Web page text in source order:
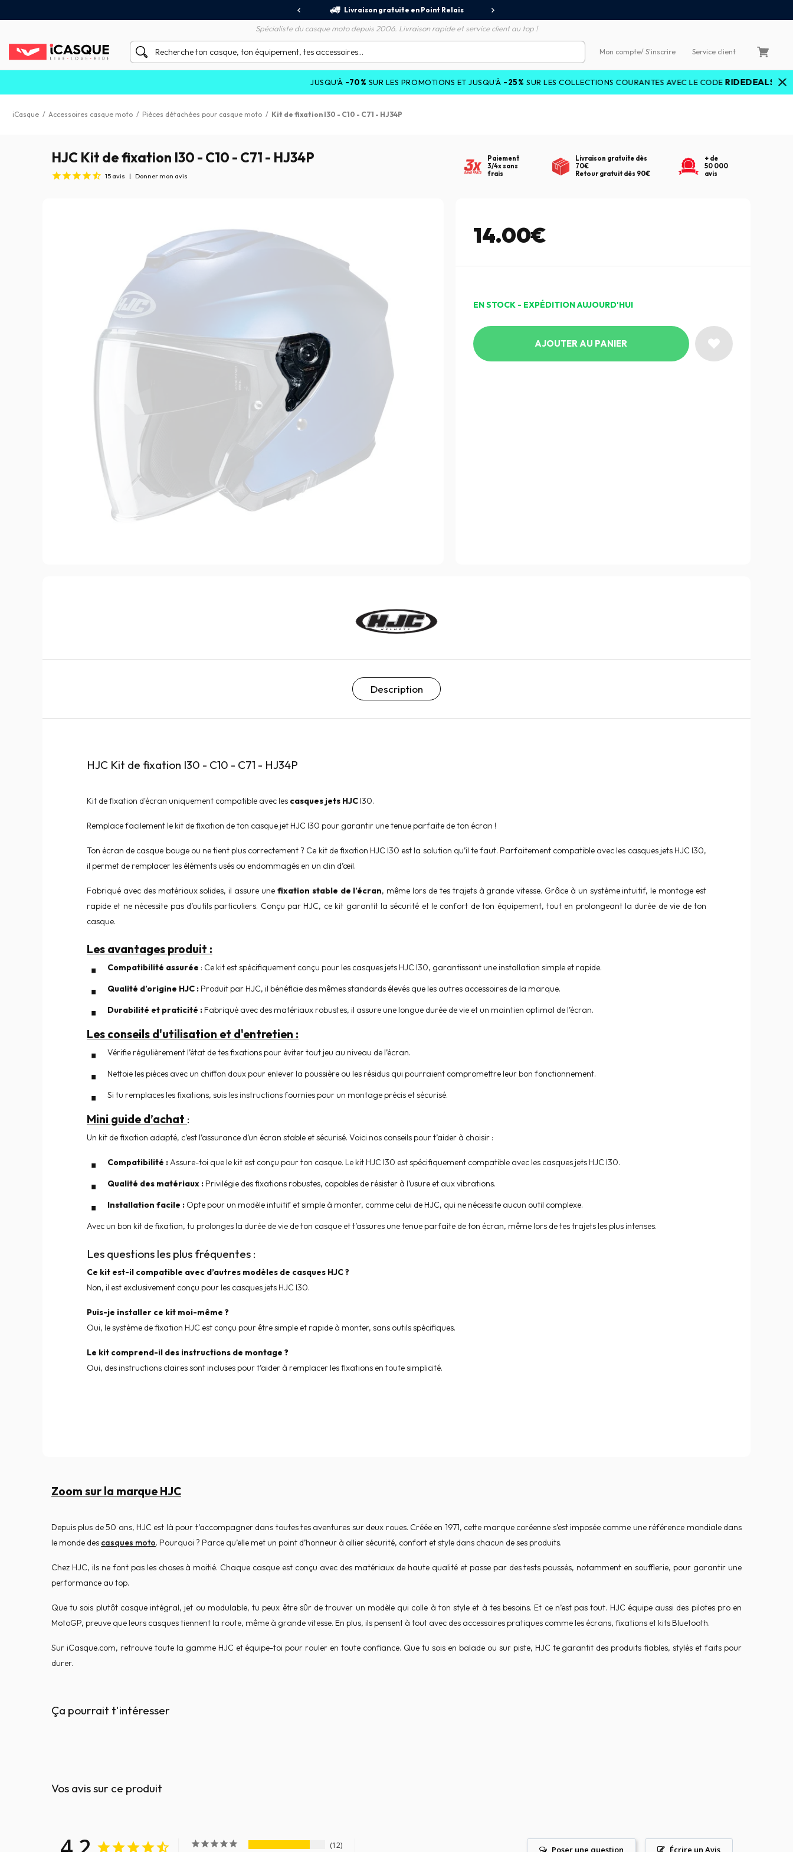
Remboursement de la différence
Spécialiste du casque moto depuis 2006. Livraison rapide et service client au top !
Mon compte/ S'inscrire Service client
-70%SUR LES PROMOTIONS ET JUSQU'À-25%SUR LES COLLECTIONS COURANTES AVEC LE CODERIDEDEALS26 (voir
iCasque / Accessoires casque moto / Pièces détachées pour casque moto / Kit de fixation I30 - C10 - C71 - HJ34P
HJC Kit de fixation I30 - C10 - C71 - HJ34P
15 avis | Donner mon avis
Paiement
3/4x sans
frais
Livraison gratuite dès
70€
Retour gratuit dès 90€
+ de
50 000
avis
14.00€
EN STOCK - EXPÉDITION AUJOURD'HUI
AJOUTER AU PANIER
Description
HJC Kit de fixation I30 - C10 - C71 - HJ34P
Kit de fixation d'écran uniquement compatible avec les casques jets HJC I30.
Remplace facilement le kit de fixation de ton casque jet HJC I30 pour garantir une tenue parfaite de ton écran !
Ton écran de casque bouge ou ne tient plus correctement ? Ce kit de fixation HJC I30 est la solution qu’il te faut. Parfaitement compatible avec les casques jets HJC I30,
il permet de remplacer les éléments usés ou endommagés en un clin d’œil.
Fabriqué avec des matériaux solides, il assure une fixation stable de l’écran, même lors de tes trajets à grande vitesse. Grâce à un système intuitif, le montage est
rapide et ne nécessite pas d’outils particuliers. Conçu par HJC, ce kit garantit la sécurité et le confort de ton équipement, tout en prolongeant la durée de vie de ton
casque.
Les avantages produit :
Compatibilité assurée : Ce kit est spécifiquement conçu pour les casques jets HJC I30, garantissant une installation simple et rapide.
Qualité d’origine HJC : Produit par HJC, il bénéficie des mêmes standards élevés que les autres accessoires de la marque.
Durabilité et praticité : Fabriqué avec des matériaux robustes, il assure une longue durée de vie et un maintien optimal de l’écran.
Les conseils d'utilisation et d'entretien :
Vérifie régulièrement l’état de tes fixations pour éviter tout jeu au niveau de l’écran.
Nettoie les pièces avec un chiffon doux pour enlever la poussière ou les résidus qui pourraient compromettre leur bon fonctionnement.
Si tu remplaces les fixations, suis les instructions fournies pour un montage précis et sécurisé.
Mini guide d’achat :
Un kit de fixation adapté, c’est l’assurance d’un écran stable et sécurisé. Voici nos conseils pour t’aider à choisir :
Compatibilité : Assure-toi que le kit est conçu pour ton casque. Le kit HJC I30 est spécifiquement compatible avec les casques jets HJC I30.
Qualité des matériaux : Privilégie des fixations robustes, capables de résister à l’usure et aux vibrations.
Installation facile : Opte pour un modèle intuitif et simple à monter, comme celui de HJC, qui ne nécessite aucun outil complexe.
Avec un bon kit de fixation, tu prolonges la durée de vie de ton casque et t’assures une tenue parfaite de ton écran, même lors de tes trajets les plus intenses.
Les questions les plus fréquentes :
Ce kit est-il compatible avec d’autres modèles de casques HJC ?
Non, il est exclusivement conçu pour les casques jets HJC I30.
Puis-je installer ce kit moi-même ?
Oui, le système de fixation HJC est conçu pour être simple et rapide à monter, sans outils spécifiques.
Le kit comprend-il des instructions de montage ?
Oui, des instructions claires sont incluses pour t’aider à remplacer les fixations en toute simplicité.
Zoom sur la marque HJC
Depuis plus de 50 ans, HJC est là pour t’accompagner dans toutes tes aventures sur deux roues. Créée en 1971, cette marque coréenne s’est imposée comme une référence mondiale dans
le monde des casques moto. Pourquoi ? Parce qu’elle met un point d’honneur à allier sécurité, confort et style dans chacun de ses produits.
Chez HJC, ils ne font pas les choses à moitié. Chaque casque est conçu avec des matériaux de haute qualité et passe par des tests poussés, notamment en soufflerie, pour garantir une
performance au top.
Que tu sois plutôt casque intégral, jet ou modulable, tu peux être sûr de trouver un modèle qui colle à ton style et à tes besoins. Et ce n’est pas tout. HJC équipe aussi des pilotes pro en
MotoGP, preuve que leurs casques tiennent la route, même à grande vitesse. En plus, ils pensent à tout avec des accessoires pratiques comme les écrans, fixations et kits Bluetooth.
Sur iCasque.com, retrouve toute la gamme HJC et équipe-toi pour rouler en toute confiance. Que tu sois en balade ou sur piste, HJC te garantit des produits fiables, stylés et faits pour
durer.
Ça pourrait t'intéresser
Vos avis sur ce produit
12
Écrire un Avis
Poser une question